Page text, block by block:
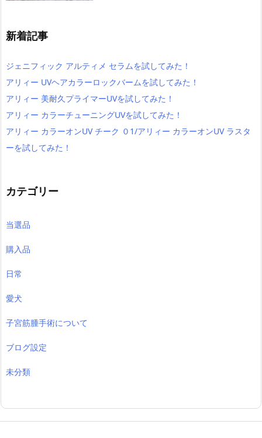
新着記事
ジェニフィック アルティメ セラムを試してみた！
アリィー UVヘアカラーロックバームを試してみた！
アリィー 美耐久プライマーUVを試してみた！
アリィー カラーチューニングUVを試してみた！
アリィー カラーオンUV チーク ０1/アリィー カラーオンUV ラスタ
ーを試してみた！
カテゴリー
当選品
購入品
日常
愛犬
子宮筋腫手術について
ブログ設定
未分類